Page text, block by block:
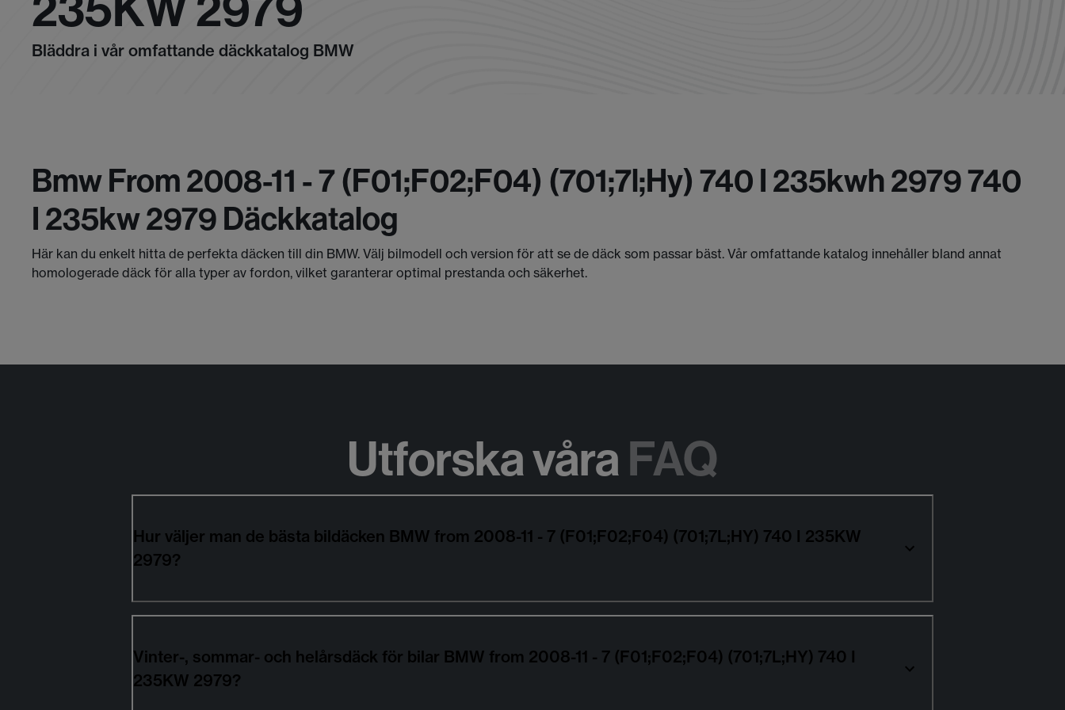
Bläddra i vår omfattande däckkatalog BMW
Bmw From 2008-11 - 7 (f01;f02;f04) (701;7l;hy) 740 I 235kwh 2979 740
I 235kw 2979 Däckkatalog
Här kan du enkelt hitta de perfekta däcken till din BMW. Välj bilmodell och version för att se de däck som passar bäst. Vår omfattande katalog innehåller bland annat
homologerade däck för alla typer av fordon, vilket garanterar optimal prestanda och säkerhet.
Utforska våraFAQ
Hur väljer man de bästa bildäcken BMW from 2008-11 - 7 (F01;F02;F04) (701;7L;HY) 740 I 235KW
2979?
Vinter-, sommar- och helårsdäck för bilar BMW from 2008-11 - 7 (F01;F02;F04) (701;7L;HY) 740 I
235KW 2979?